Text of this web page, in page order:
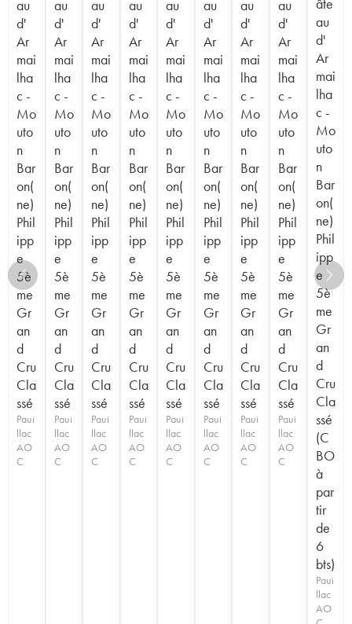
au
d'
Ar
mai
lha
c -
Mo
uto
n
Bar
on(
ne)
Phil
ipp
e
5è
me
Gr
an
d
Cru
Cla
ssé
Paui
llac
AO
C
au
d'
Ar
mai
lha
c -
Mo
uto
n
Bar
on(
ne)
Phil
ipp
e
5è
me
Gr
an
d
Cru
Cla
ssé
Paui
llac
AO
C
au
d'
Ar
mai
lha
c -
Mo
uto
n
Bar
on(
ne)
Phil
ipp
e
5è
me
Gr
an
d
Cru
Cla
ssé
Paui
llac
AO
C
au
d'
Ar
mai
lha
c -
Mo
uto
n
Bar
on(
ne)
Phil
ipp
e
5è
me
Gr
an
d
Cru
Cla
ssé
Paui
llac
AO
C
au
d'
Ar
mai
lha
c -
Mo
uto
n
Bar
on(
ne)
Phil
ipp
e
5è
me
Gr
an
d
Cru
Cla
ssé
Paui
llac
AO
C
au
d'
Ar
mai
lha
c -
Mo
uto
n
Bar
on(
ne)
Phil
ipp
e
5è
me
Gr
an
d
Cru
Cla
ssé
Paui
llac
AO
C
au
d'
Ar
mai
lha
c -
Mo
uto
n
Bar
on(
ne)
Phil
ipp
e
5è
me
Gr
an
d
Cru
Cla
ssé
Paui
llac
AO
C
au
d'
Ar
mai
lha
c -
Mo
uto
n
Bar
on(
ne)
Phil
ipp
e
5è
me
Gr
an
d
Cru
Cla
ssé
Paui
llac
AO
C
au
d'
Ar
mai
lha
c -
Mo
uto
n
Bar
on(
ne)
Phil
ipp
e
5è
me
Gr
an
d
Cru
Cla
ssé
(C
BO
à
par
tir
de
6
bts)
Paui
llac
AO